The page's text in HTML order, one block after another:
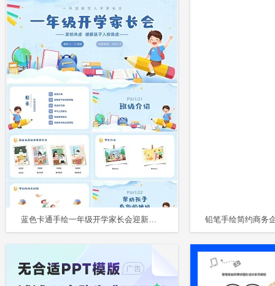
蓝色卡通手绘一年级开学家长会迎新主题班会PPT模板